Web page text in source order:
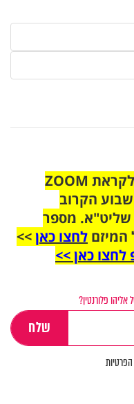
הצטרפו לקבוצת הוואטסאפ לקראת ZOOM
הקרוב
שליט"א. מספר
המיזם לחצו כאן>>
כאן >>
פלורנטין?
הפרטיות